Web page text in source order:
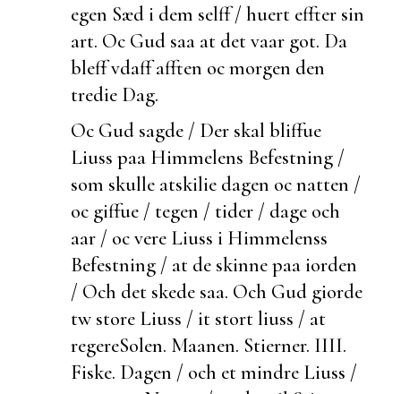
egen Sæd i dem selff / huert effter sin
art. Oc Gud saa at det vaar got. Da
bleff vdaff afften oc morgen den
tredie Dag.
Oc Gud sagde / Der skal bliffue
Liuss paa Himmelens Befestning /
som skulle atskilie dagen oc natten /
oc giffue / tegen / tider / dage och
aar / oc vere Liuss i Himmelenss
Befestning / at de skinne paa iorden
/ Och det skede saa. Och Gud giorde
tw store Liuss / it stort liuss / at
regereSolen. Maanen. Stierner. IIII.
Fiske. Dagen / och et mindre Liuss /